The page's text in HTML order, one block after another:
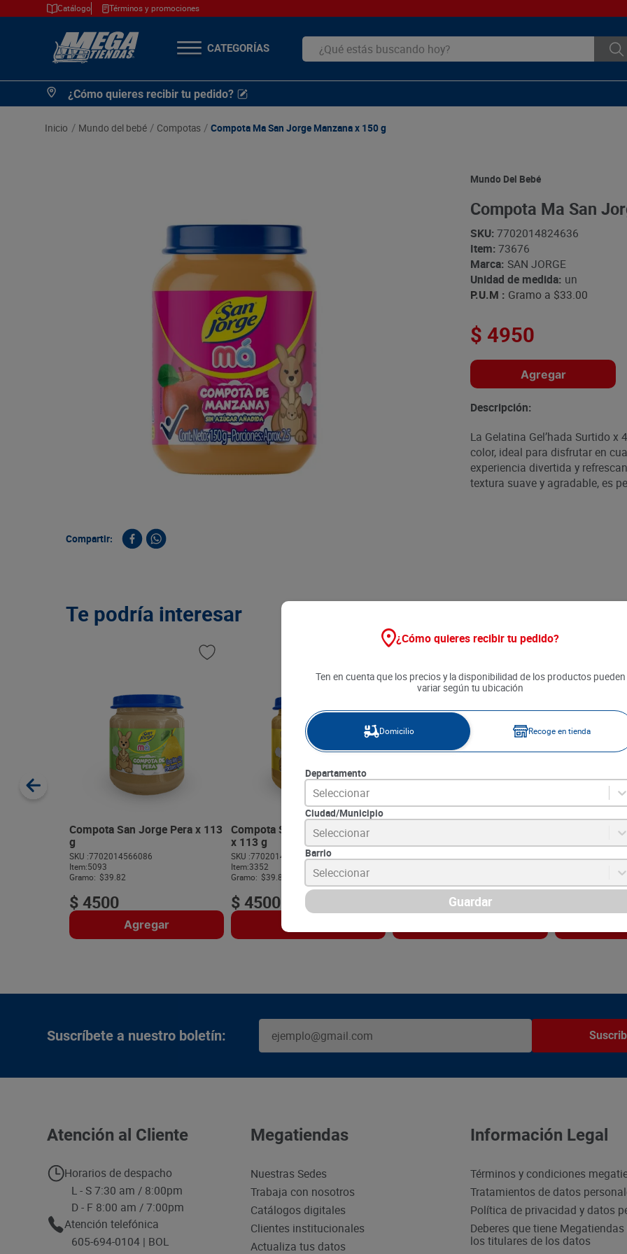
Catálogo Términos y promociones
¿Qué estás buscando hoy?
TÉRMINOS MÁS
BUSCADOS
cerveza
azucar
7.
8.
detergente
queso
10. papa
¿Cómo quieres recibir tu pedido?
mundo del bebé compotas Compota Ma San Jorge Manzana x 150 g
Compartir:
Mundo Del Bebé
Compota Ma San
SKU: 7702014824636
Item: 73676
Marca: SAN JORGE
Unidad de medida: un
P.U.M : Gramo a $33.00
$ 4950
Agregar
Descripción:
La Gelatina Gel’hada Surtido
color, ideal para disfrutar en
experiencia divertida y
textura suave y agradable, es
Te podría interesar
Compota San Jorge Pera x 113
g
SKU :7702014566086
Item:5093
Gramo: $39.82
$4500
Agregar
Compota San Jorge Melocotón
x 113 g
SKU :7702014566017
Item:3352
Gramo: $39.82
$4500
Manzana x 113 g
Compota
Pouch x 90 g
Suscríbete a nuestro boletín:
Atención al Cliente
Horarios de despacho
L - S 7:30 am / 8:00pm
D - F 8:00 am / 7:00pm
Atención telefónica
605-694-0104 | BOL
Megatiendas
Nuestras Sedes
Trabaja con nosotros
Catálogos digitales
Clientes institucionales
Actualiza tus datos
Información Legal
Términos y condiciones
Tratamientos de datos
Política de privacidad y datos
Deberes que tiene
los titulares de los datos
¿Cómo quieres recibir tu pedido?
Ten en cuenta que los precios y la disponibilidad de los productos pueden
variar según tu ubicación
Domicilio Recoge en tienda
Departamento
Seleccionar
Ciudad/Municipio
Seleccionar
Barrio
Seleccionar
Guardar